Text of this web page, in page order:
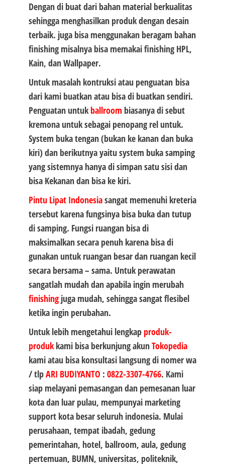
Dengan di buat dari bahan material berkualitas
sehingga menghasilkan produk dengan desain
terbaik. juga bisa menggunakan beragam bahan
finishing misalnya bisa memakai finishing HPL,
Kain, dan Wallpaper.
Untuk masalah kontruksi atau penguatan bisa
dari kami buatkan atau bisa di buatkan sendiri.
Penguatan untukballroom biasanya di sebut
kremona untuk sebagai penopang rel untuk.
System buka tengan (bukan ke kanan dan buka
kiri) dan berikutnya yaitu system buka samping
yang sistemnya hanya di simpan satu sisi dan
bisa Kekanan dan bisa ke kiri.
Pintu Lipat Indonesiasangat memenuhi kreteria
tersebut karena fungsinya bisa buka dan tutup
di samping. Fungsi ruangan bisa di
maksimalkan secara penuh karena bisa di
gunakan untuk ruangan besar dan ruangan kecil
secara bersama – sama. Untuk perawatan
sangatlah mudah dan apabila ingin merubah
finishingjuga mudah, sehingga sangat flesibel
ketika ingin perubahan.
Untuk lebih mengetahui lengkap produk-
produkkami bisa berkunjung akunTokopedia
kami atau bisa konsultasi langsung di nomer wa
/ tlpARI BUDIYANTO : 0822-3307-4766. Kami
siap melayani pemasangan dan pemesanan luar
kota dan luar pulau, mempunyai marketing
support kota besar seluruh indonesia. Mulai
perusahaan, tempat ibadah, gedung
pemerintahan, hotel, ballroom, aula, gedung
pertemuan, BUMN, universitas, politeknik,